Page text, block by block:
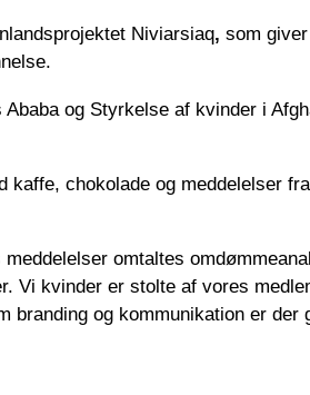
Niviarsiaq, som
og Styrkelse af kvinder i
kaffe, chokolade og meddelelser
omtaltes
Vi kvinder er stolte af vores
branding og kommunikation er der